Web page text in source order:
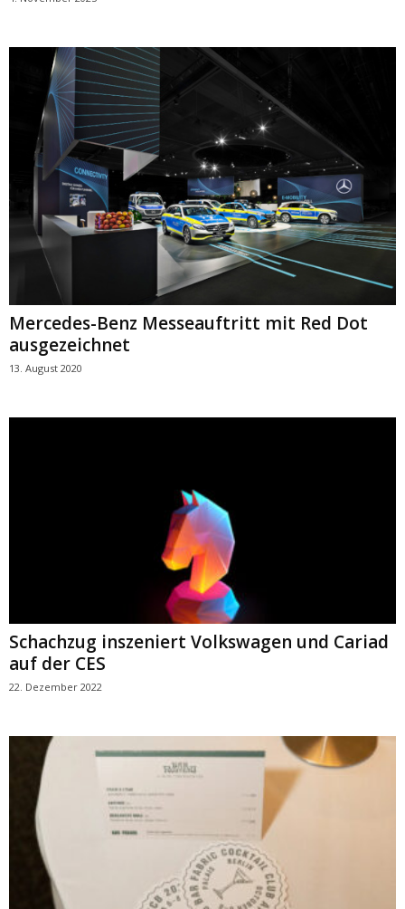
Mercedes-Benz Messeauftritt mit Red Dot
ausgezeichnet
13. August 2020
Schachzug inszeniert Volkswagen und Cariad
auf der CES
22. Dezember 2022